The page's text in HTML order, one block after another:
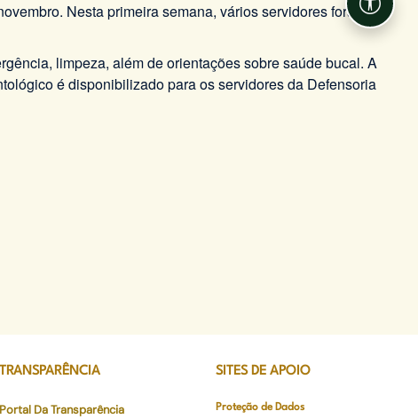
Nesta primeira semana, vários servidores foram
limpeza, além de orientações sobre saúde bucal. A
é disponibilizado para os servidores da Defensoria
TRANSPARÊNCIA
Portal Da Transparência
SITES DE APOIO
Proteção de Dados